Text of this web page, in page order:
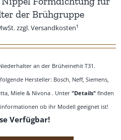
der Brühgruppe
zzgl. Versandkosten¹
an der Brüheinehit T31.
Hersteller: Bosch, Neff, Siemens,
Miele & Nivona . Unter "Details"finden
ob ihr Modell geeignet ist!
Verfügbar!